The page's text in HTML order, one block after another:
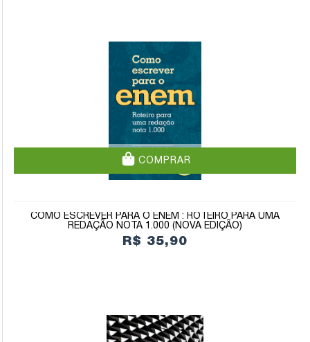
COMPRAR
COMO ESCREVER PARA O ENEM : ROTEIRO PARA UMA
REDAÇÃO NOTA 1.000 (NOVA EDIÇÃO)
R$ 35,90